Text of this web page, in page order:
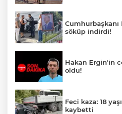
Cumhurbaşkanı
söküp indirdi!
Hakan Ergin'in
oldu!
Feci kaza: 18
kaybetti